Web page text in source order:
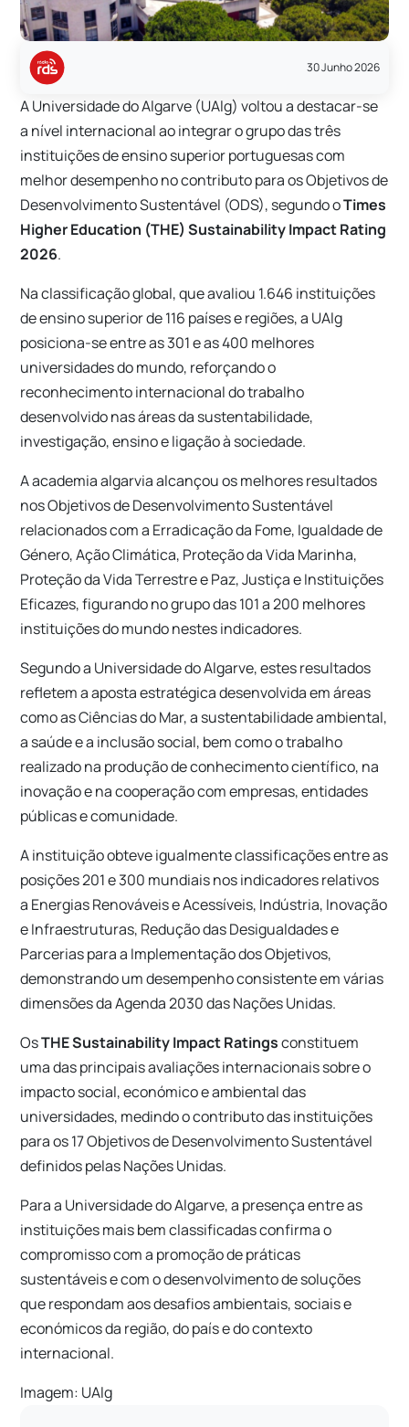
30 Junho 2026
A Universidade do Algarve (UAlg) voltou a destacar-se
a nível internacional ao integrar o grupo das três
instituições de ensino superior portuguesas com
melhor desempenho no contributo para os Objetivos de
Desenvolvimento Sustentável (ODS), segundo oTimes
Higher Education (THE) Sustainability Impact Rating
2026.
Na classificação global, que avaliou 1.646 instituições
de ensino superior de 116 países e regiões, a UAlg
posiciona-se entre as 301 e as 400 melhores
universidades do mundo, reforçando o
reconhecimento internacional do trabalho
desenvolvido nas áreas da sustentabilidade,
investigação, ensino e ligação à sociedade.
A academia algarvia alcançou os melhores resultados
nos Objetivos de Desenvolvimento Sustentável
relacionados com a Erradicação da Fome, Igualdade de
Género, Ação Climática, Proteção da Vida Marinha,
Proteção da Vida Terrestre e Paz, Justiça e Instituições
Eficazes, figurando no grupo das 101 a 200 melhores
instituições do mundo nestes indicadores.
Segundo a Universidade do Algarve, estes resultados
refletem a aposta estratégica desenvolvida em áreas
como as Ciências do Mar, a sustentabilidade ambiental,
a saúde e a inclusão social, bem como o trabalho
realizado na produção de conhecimento científico, na
inovação e na cooperação com empresas, entidades
públicas e comunidade.
A instituição obteve igualmente classificações entre as
posições 201 e 300 mundiais nos indicadores relativos
a Energias Renováveis e Acessíveis, Indústria, Inovação
e Infraestruturas, Redução das Desigualdades e
Parcerias para a Implementação dos Objetivos,
demonstrando um desempenho consistente em várias
dimensões da Agenda 2030 das Nações Unidas.
OsTHE Sustainability Impact Ratingsconstituem
uma das principais avaliações internacionais sobre o
impacto social, económico e ambiental das
universidades, medindo o contributo das instituições
para os 17 Objetivos de Desenvolvimento Sustentável
definidos pelas Nações Unidas.
Para a Universidade do Algarve, a presença entre as
instituições mais bem classificadas confirma o
compromisso com a promoção de práticas
sustentáveis e com o desenvolvimento de soluções
que respondam aos desafios ambientais, sociais e
económicos da região, do país e do contexto
internacional.
Imagem: UAlg